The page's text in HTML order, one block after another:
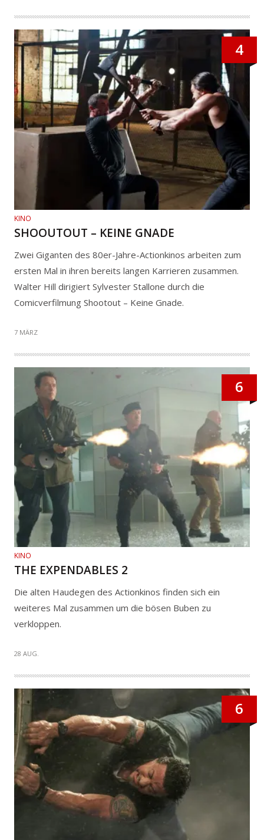
4
KINO
SHOOUTOUT – KEINE GNADE
Zwei Giganten des 80er-Jahre-Actionkinos arbeiten zum
ersten Mal in ihren bereits langen Karrieren zusammen.
Walter Hill dirigiert Sylvester Stallone durch die
Comicverfilmung Shootout – Keine Gnade.
7 MÄRZ
6
KINO
THE EXPENDABLES 2
Die alten Haudegen des Actionkinos finden sich ein
weiteres Mal zusammen um die bösen Buben zu
verkloppen.
28 AUG.
6